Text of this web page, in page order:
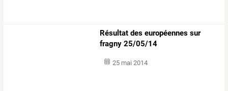
Résultat des européennes sur
fragny 25/05/14
25 mai 2014